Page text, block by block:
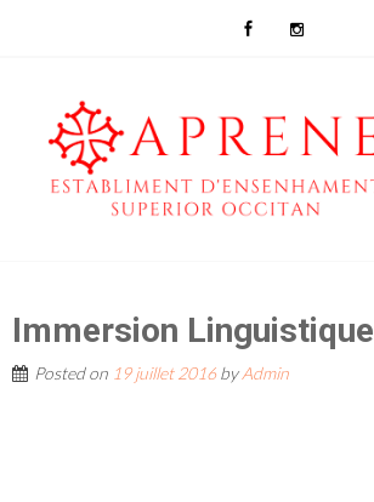
Immersion Linguistique
Posted on 19 juillet 2016byAdmin